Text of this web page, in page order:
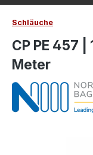
Schläuche
CP PE 457
Meter